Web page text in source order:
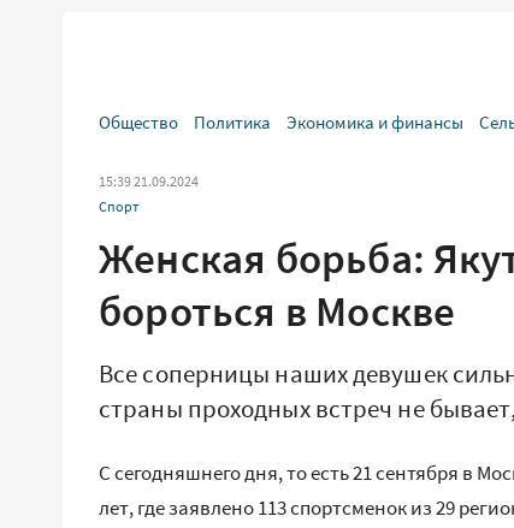
Общество Политика Экономика и финансы
15:39 21.09.2024
Спорт
Женская борьба:
бороться в Москве
Все соперницы наших девушек
страны проходных встреч не
С сегодняшнего дня, то есть 21 сентября в
лет, где заявлено 113 спортсменок из 29